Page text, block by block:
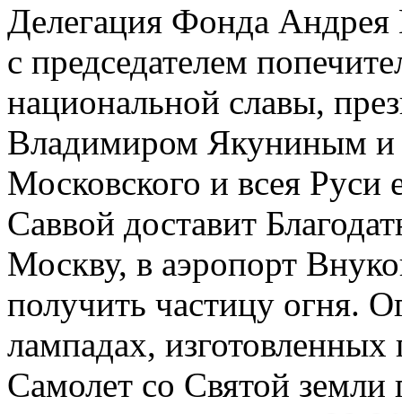
Делегация Фонда
с председателем
национальной славы,
Владимиром Якуниным и
Московского и всея
Саввой доставит
Москву, в аэропорт
получить частицу огня.
лампадах,
Самолет со Святой земли